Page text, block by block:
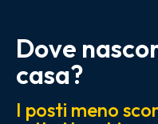
Dove
casa?
I posti meno